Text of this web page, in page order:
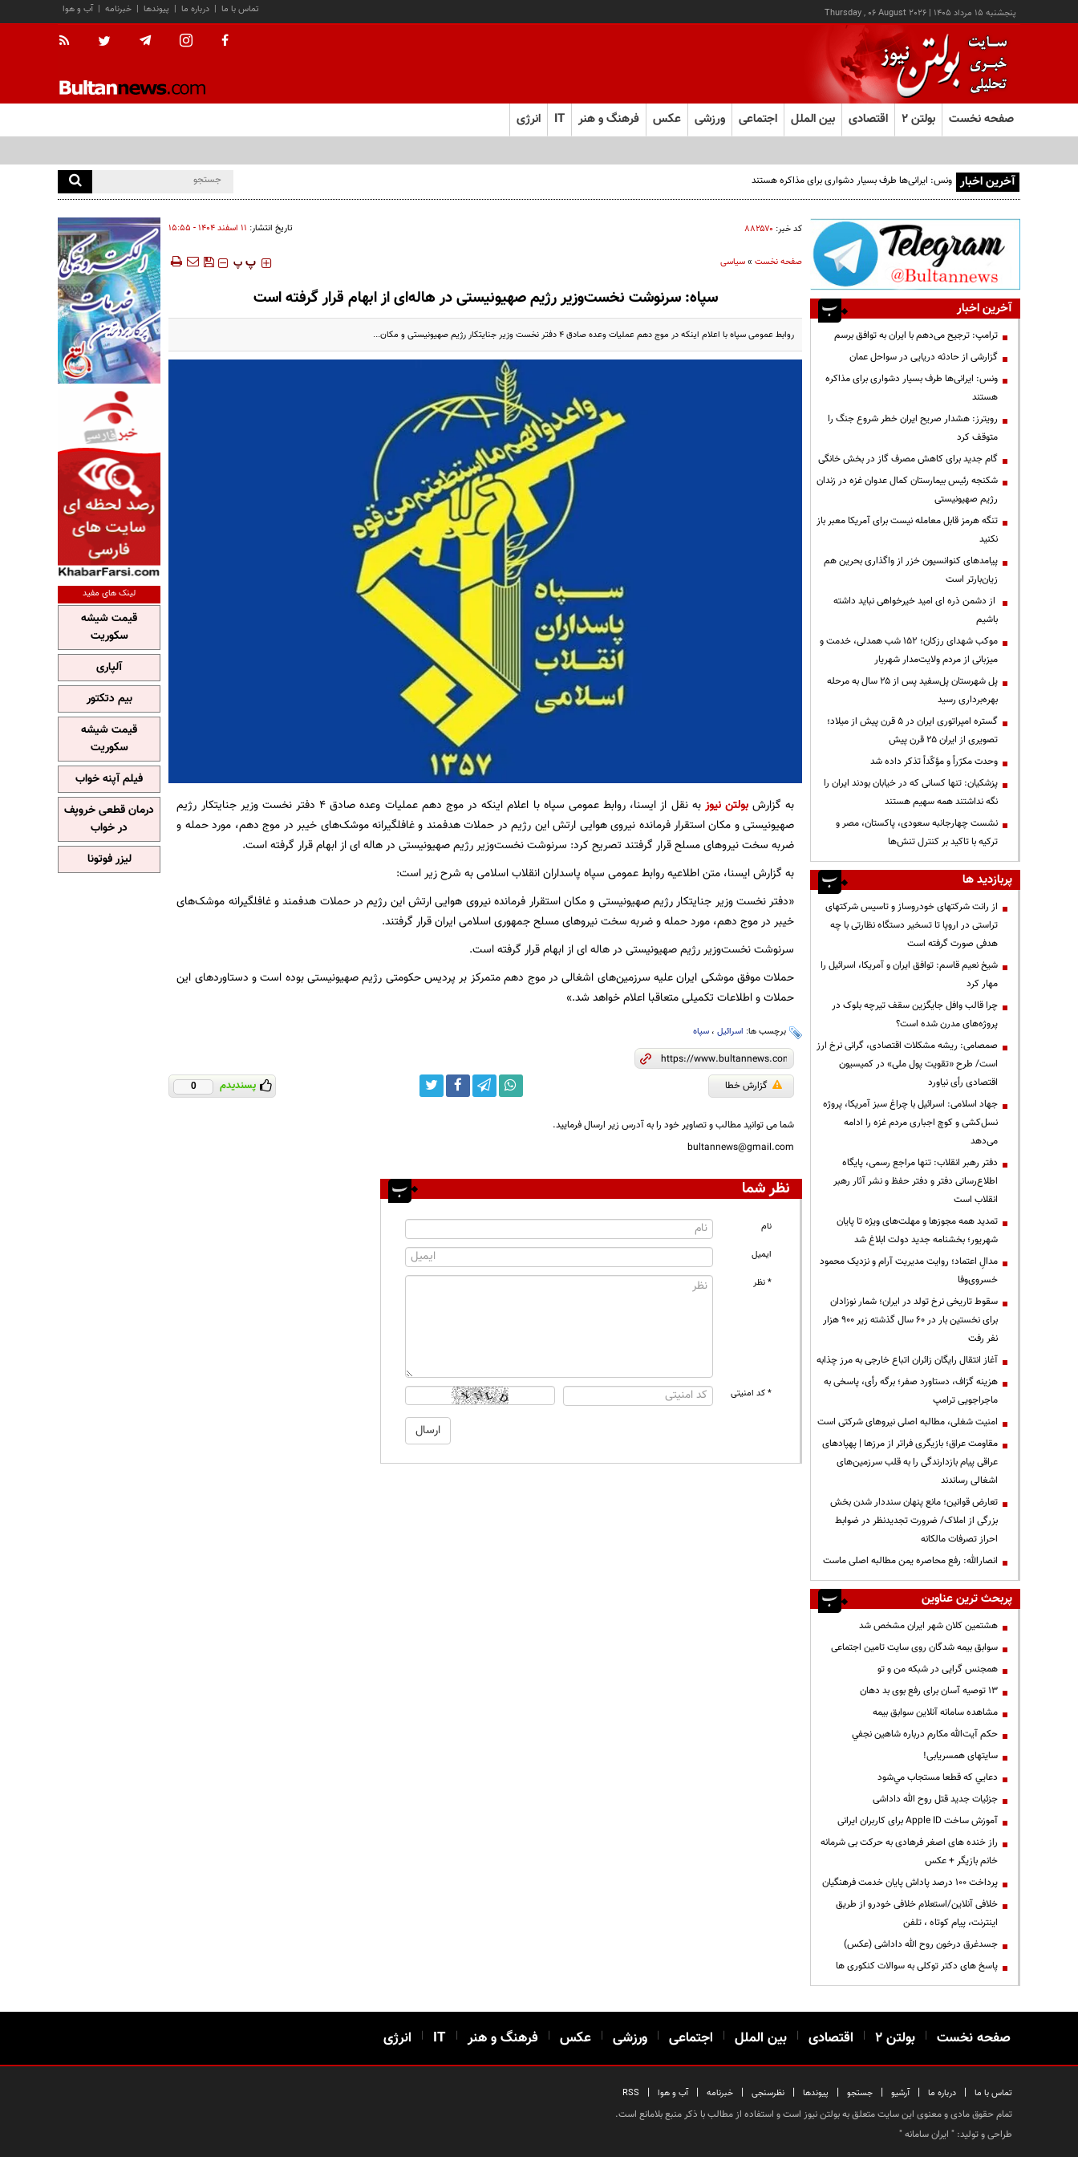
پنجشنبه ۱۵ مرداد ۱۴۰۵ |
Thursday , 06 August 2026 آب و هوا | خبرنامه | پیوندها | درباره ما | تماس با ما
صفحه نخست بولتن ۲ اقتصادی بین الملل اجتماعی ورزشی عکس فرهنگ و هنر IT انرژی
آخرین اخبار
کد خبر: ۸۸۲۵۷۰ تاریخ انتشار: ۱۱ اسفند ۱۴۰۴ - ۱۵:۵۵
صفحه نخست»سیاسی ‍‍‍ پ پ
سپاه: سرنوشت نخست‌وزیر رژیم صهیونیستی در هاله‌ای از ابهام قرار گرفته است
روابط عمومی سپاه با اعلام اینکه در موج دهم عملیات وعده صادق ۴ دفتر نخست وزیر جنایتکار رژیم صهیونیستی و مکان...
به گزارش بولتن نیوز
به نقل از ایسنا، روابط عمومی سپاه با اعلام اینکه در موج دهم عملیات وعده صادق ۴ دفتر نخست وزیر جنایتکار رژیم
صهیونیستی و مکان استقرار فرمانده نیروی هوایی ارتش این رژیم در حملات هدفمند و غافلگیرانه موشک‌های خیبر در موج دهم، مورد حمله و
ضربه سخت نیروهای مسلح قرار گرفتند تصریح کرد: سرنوشت نخست‌وزیر رژیم صهیونیستی در هاله ای از ابهام قرار گرفته است.
به‌ گزارش ایسنا، متن اطلاعیه روابط عمومی سپاه پاسداران انقلاب اسلامی به شرح زیر است:
«دفتر نخست وزیر جنایتکار رژیم صهیونیستی و مکان استقرار فرمانده نیروی هوایی ارتش این رژیم در حملات هدفمند و غافلگیرانه موشک‌های
خیبر در موج دهم، مورد حمله و ضربه سخت نیروهای مسلح جمهوری اسلامی ایران قرار گرفتند.
سرنوشت نخست‌وزیر رژیم صهیونیستی در هاله ای از ابهام قرار گرفته است.
حملات موفق موشکی ایران علیه سرزمین‌های اشغالی در موج دهم متمرکز بر پردیس حکومتی رژیم صهیونیستی بوده است و دستاوردهای این
حملات و اطلاعات تکمیلی متعاقبا اعلام خواهد شد.»
برچسب ها: اسرائیل، سپاه
گزارش خطا پسندیدم 0
شما می توانید مطالب و تصاویر خود را به آدرس زیر ارسال فرمایید.
bultannews@gmail.com
نظر شما
نام
ایمیل
* نظر
* کد امنیتی
آخرین اخبار
ترامپ: ترجیح می‌دهم با ایران به توافق برسم
گزارشی از حادثه دریایی در سواحل عمان
ونس: ایرانی‌ها طرف بسیار دشواری برای مذاکره
هستند
رویترز: هشدار صریح ایران خطر شروع جنگ را
متوقف کرد
گام جدید برای کاهش مصرف گاز در بخش خانگی
شکنجه رئیس بیمارستان کمال عدوان غزه در زندان
رژیم صهیونیستی
تنگه هرمز قابل معامله نیست برای آمریکا معبر باز
نکنید
پیامدهای کنوانسیون خزر از واگذاری بحرین هم
زیان‌بارتر است
از دشمن ذره ای امید خیرخواهی نباید داشته
باشیم
موکب شهدای رزکان؛ ۱۵۲ شب همدلی، خدمت و
میزبانی از مردم ولایت‌مدار شهریار
پل شهرستان پل‌سفید پس از ۲۵ سال به مرحله
بهره‌برداری رسید
گستره امپراتوری ایران در ۵ قرن پیش از میلاد؛
تصویری از ایران ۲۵ قرن پیش
وحدت مکرّراً و مؤکّداً تذکر داده شد
پزشکیان: تنها کسانی که در خیابان بودند ایران را
نگه نداشتند همه سهیم هستند
نشست چهارجانبه سعودی، پاکستان، مصر و
ترکیه با تاکید بر کنترل تنش‌ها
پربازدید ها
از رانت‌ شرکتهای خودروساز و تاسیس شرکتهای
تراستی در اروپا تا تسخیر دستگاه نظارتی با چه
هدفی صورت گرفته است
شیخ نعیم قاسم: توافق ایران و آمریکا، اسرائیل را
مهار کرد
چرا قالب وافل جایگزین سقف تیرچه بلوک در
پروژه‌های مدرن شده است؟
صمصامی: ریشه مشکلات اقتصادی، گرانی نرخ ارز
است/ طرح «تقویت پول ملی» در کمیسیون
اقتصادی رأی نیاورد
جهاد اسلامی: اسرائیل با چراغ سبز آمریکا، پروژه
نسل‌کشی و کوچ اجباری مردم غزه را ادامه
می‌دهد
دفتر رهبر انقلاب: تنها مراجع رسمی، پایگاه
اطلاع‌رسانی دفتر و دفتر حفظ و نشر آثار رهبر
انقلاب است
تمدید همه مجوزها و مهلت‌های ویژه تا پایان
شهریور؛ بخشنامه جدید دولت ابلاغ شد
مدالِ اعتماد؛ روایت مدیریت آرام و نزدیک محمود
خسروی‌وفا
سقوط تاریخی نرخ تولد در ایران؛ شمار نوزادان
برای نخستین بار در ۶۰ سال گذشته زیر ۹۰۰ هزار
نفر رفت
آغاز انتقال رایگان زائران اتباع خارجی به مرز چذابه
هزینه گزاف، دستاورد صفر؛ برگه رأی، پاسخی به
ماجراجویی ترامپ
‌امنیت شغلی، مطالبه اصلی نیروهای شرکتی است
مقاومت عراق؛ بازیگری فراتر از مرزها | پهپادهای
عراقی پیام بازدارندگی را به قلب سرزمین‌های
اشغالی رساندند
تعارض قوانین؛ مانع پنهان سنددار شدن بخش
بزرگی از املاک/ ضرورت تجدیدنظر در ضوابط
احراز تصرفات مالکانه
انصارالله: رفع محاصره یمن مطالبه اصلی ماست
پربحث ترین عناوین
هشتمین کلان شهر ایران مشخص شد
سوابق بیمه شدگان روی سایت تامین اجتماعی
همجنس گرایی در شبکه من و تو
13 توصیه آسان برای رفع بوی بد دهان
مشاهده سامانه آنلاين سوابق بیمه
حكم آيت‌الله مكارم درباره شاهين نجفي
سایتهای همسریابی!
دعايي كه قطعا مستجاب مي‌شود
جزئیات جدید قتل روح الله داداشی
آموزش ساخت Apple ID برای کاربران ایرانی
راز خنده های اصغر فرهادی به حرکت بی شرمانه
خانم بازیگر + عکس
پرداخت ۱۰۰ درصد پاداش پایان خدمت فرهنگیان
خلافی آنلاین/استعلام خلافی خودرو از طریق
اینترنت، پیام کوتاه ، تلفن
جسدغرق درخون روح الله داداشی (عکس)
پاسخ های دکتر توکلی به سوالات کنکوری ها
لینک های مفید
قیمت شیشه
سکوریت
آلپاری
بیم دتکتور
قیمت شیشه
سکوریت
فیلم آپنه خواب
درمان قطعی خروپف
در خواب
لیزر فوتونا
صفحه نخست | بولتن ۲ | اقتصادی | بین الملل | اجتماعی | ورزشی | عکس | فرهنگ و هنر |
IT
| انرژی
تماس با ما | درباره ما | آرشیو | جستجو | پیوندها | نظرسنجی | خبرنامه | آب و هوا |
RSS
تمام حقوق مادی و معنوی این سایت متعلق به بولتن نیوز است و استفاده از مطالب با ذکر منبع بلامانع است.
طراحی و تولید: " ایران سامانه"